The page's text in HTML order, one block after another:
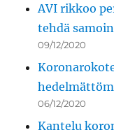
AVI rikkoo
tehdä samoin
09/12/2020
06/12/2020
Kantelu